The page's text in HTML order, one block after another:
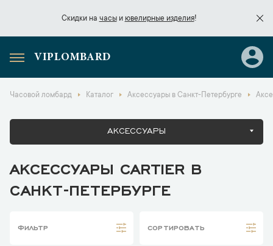
Скидки на часыи ювелирные изделия!
Скидки начасы
VIPLOMBARD
Часовой ломбард Каталог Аксессуары в Санкт-Петербурге
АКСЕССУАРЫ
АКСЕССУАРЫ CARTIER В
САНКТ-ПЕТЕРБУРГЕ
ФИЛЬТР СОРТИРОВАТЬ